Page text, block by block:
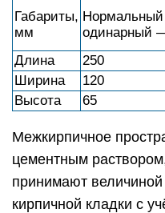
Габариты,
мм
одинарный
Длина
250
Ширина
120
Высота
65
Межкирпичное
цементным
принимают
кирпичной кладки с